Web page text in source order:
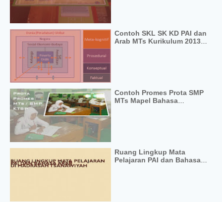
Contoh SKL SK KD PAI dan
Arab MTs Kurikulum 2013
Contoh Promes Prota SMP
MTs Mapel Bahasa
Ruang Lingkup Mata
Pelajaran PAI dan Bahasa